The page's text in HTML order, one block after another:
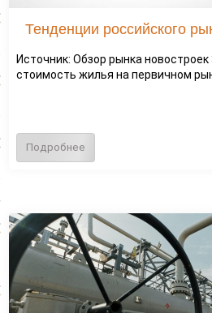
Тенденции российского
Источник: Обзор рынка
стоимость жилья на первичном
Подробнее